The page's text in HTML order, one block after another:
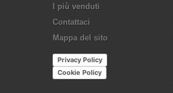
I più venduti
Contattaci
Mappa del sito
Privacy Policy
Cookie Policy